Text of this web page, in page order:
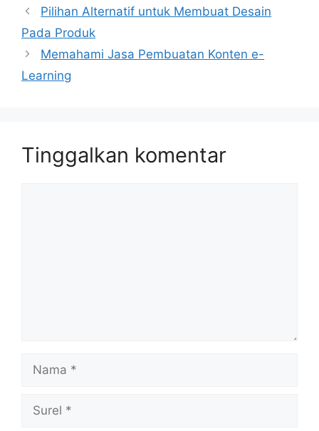
Pilihan Alternatif untuk Membuat Desain
Pada Produk
Memahami Jasa Pembuatan Konten e-
Learning
Tinggalkan komentar
Nama
Surel